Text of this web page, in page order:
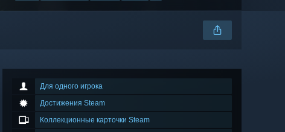
Для одного игрока
Достижения Steam
Коллекционные карточки Steam